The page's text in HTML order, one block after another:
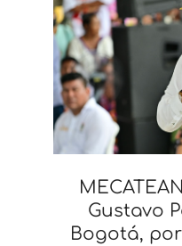
Gustavo
Bogotá, por